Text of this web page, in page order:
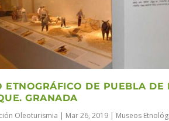
ETNOGRÁFICO DE PUEBLA DE
GRANADA
Oleoturismia | Mar 26, 2019 | Museos